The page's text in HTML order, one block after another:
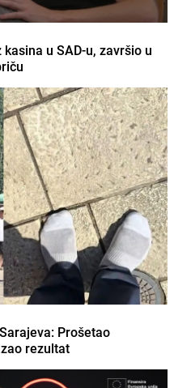
u SAD-u, završio u
Prošetao
rezultat